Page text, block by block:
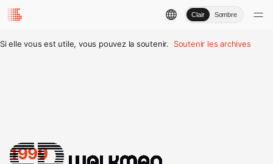
Clair Sombre
Si elle vous est utile, vous pouvez la soutenir. Soutenir les archives
1999